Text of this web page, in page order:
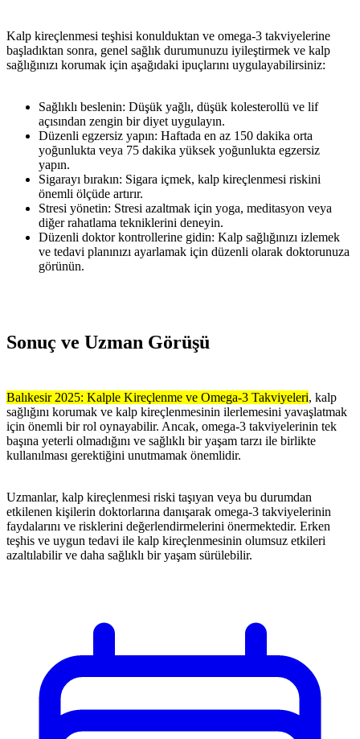
Kalp kireçlenmesi teşhisi konulduktan ve omega-3 takviyelerine
başladıktan sonra, genel sağlık durumunuzu iyileştirmek ve kalp
sağlığınızı korumak için aşağıdaki ipuçlarını uygulayabilirsiniz:
Sağlıklı beslenin: Düşük yağlı, düşük kolesterollü ve lif
açısından zengin bir diyet uygulayın.
Düzenli egzersiz yapın: Haftada en az 150 dakika orta
yoğunlukta veya 75 dakika yüksek yoğunlukta egzersiz
yapın.
Sigarayı bırakın: Sigara içmek, kalp kireçlenmesi riskini
önemli ölçüde artırır.
Stresi yönetin: Stresi azaltmak için yoga, meditasyon veya
diğer rahatlama tekniklerini deneyin.
Düzenli doktor kontrollerine gidin: Kalp sağlığınızı izlemek
ve tedavi planınızı ayarlamak için düzenli olarak doktorunuza
görünün.
Sonuç ve Uzman Görüşü
Balıkesir 2025: Kalple Kireçlenme ve Omega-3 Takviyeleri, kalp
sağlığını korumak ve kalp kireçlenmesinin ilerlemesini yavaşlatmak
için önemli bir rol oynayabilir. Ancak, omega-3 takviyelerinin tek
başına yeterli olmadığını ve sağlıklı bir yaşam tarzı ile birlikte
kullanılması gerektiğini unutmamak önemlidir.
Uzmanlar, kalp kireçlenmesi riski taşıyan veya bu durumdan
etkilenen kişilerin doktorlarına danışarak omega-3 takviyelerinin
faydalarını ve risklerini değerlendirmelerini önermektedir. Erken
teşhis ve uygun tedavi ile kalp kireçlenmesinin olumsuz etkileri
azaltılabilir ve daha sağlıklı bir yaşam sürülebilir.